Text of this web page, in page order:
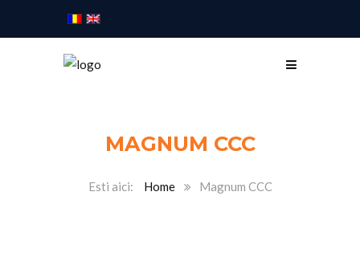
MAGNUM CCC
Home Magnum CCC